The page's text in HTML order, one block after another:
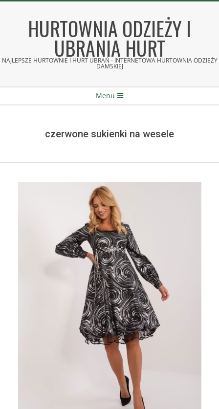
HURTOWNIA ODZIEŻY I
UBRANIA HURT
NAJLEPSZE HURTOWNIE I HURT UBRAŃ - INTERNETOWA HURTOWNIA ODZIEŻY
DAMSKIEJ
Menu
czerwone sukienki na wesele